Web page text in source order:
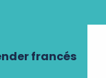
francés